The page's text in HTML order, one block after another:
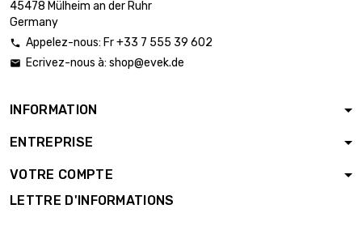
45478 Mülheim an der Ruhr
Germany
 Appelez-nous: Fr +33 7 555 39 602
 Ecrivez-nous à: shop@evek.de
INFORMATION
ENTREPRISE
VOTRE COMPTE
LETTRE D'INFORMATIONS